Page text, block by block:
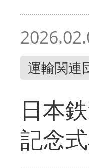
運輸関連
日本
記念